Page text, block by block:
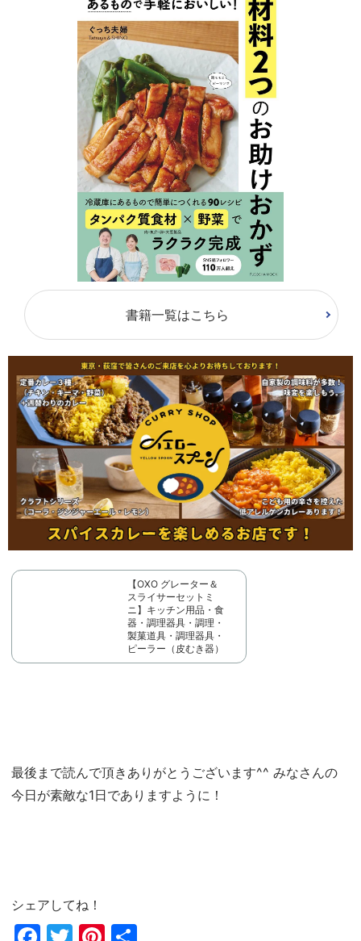
書籍一覧はこちら
【OXO グレーター＆
スライサーセットミ
ニ】キッチン用品・食
器・調理器具・調理・
製菓道具・調理器具・
ピーラー（皮むき器）
最後まで読んで頂きありがとうございます^^ みなさんの
今日が素敵な1日でありますように！
シェアしてね！
Fac
Twi
Pin